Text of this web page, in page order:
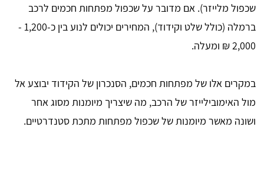
שכפול מלייזר). אם מדובר על שכפול מפתחות חכמים לרכב
ברמלה (כולל שלט וקידוד), המחירים יכולים לנוע בין כ-1,200 -
2,000 ₪ ומעלה.
במקרים אלו של מפתחות חכמים, הסנכרון של הקידוד יבוצע אל
מול האימובילייזר של הרכב, מה שיצריך מיומנות מסוג אחר
ושונה מאשר מיומנות של שכפול מפתחות מתכת סטנדרטיים.